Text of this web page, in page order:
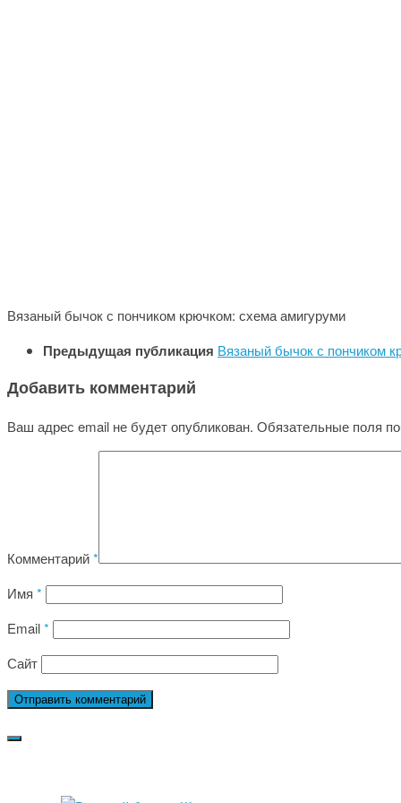
Вязаный бычок с пончиком крючком: схема амигуруми
Предыдущая публикация Вязаный бычок с пончиком
Добавить комментарий
Ваш адрес email не будет опубликован. Обязательные поля
Комментарий*
Имя *
Email*
Сайт